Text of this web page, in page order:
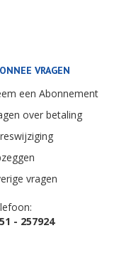
VRAGEN
een Abonnement
over betaling
vragen
- 257924